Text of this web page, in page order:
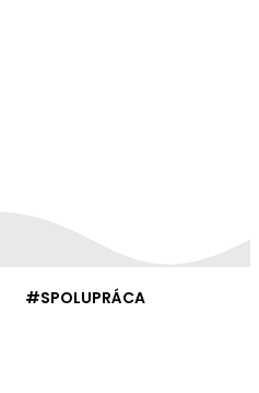
#SPOLUPRÁCA